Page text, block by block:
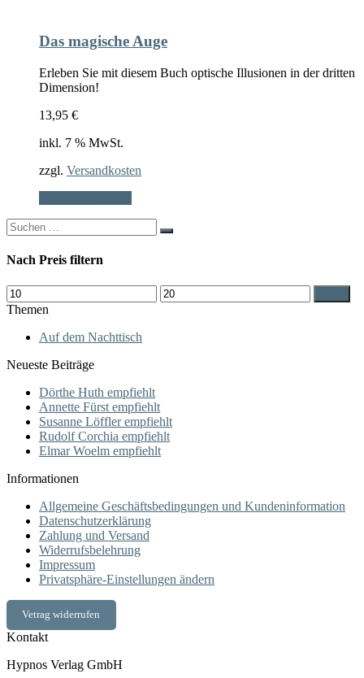
Das magische Auge
Erleben Sie mit diesem Buch optische Illusionen in der dritten
Dimension!
13,95 €
inkl. 7 % MwSt.
zzgl. Versandkosten
Search
for:
Nach Preis filtern
Min.
Preis
Max.
Preis
Themen
Auf dem Nachttisch
Neueste Beiträge
Dörthe Huth empfiehlt
Annette Fürst empfiehlt
Susanne Löffler empfiehlt
Rudolf Corchia empfiehlt
Elmar Woelm empfiehlt
Informationen
Allgemeine Geschäftsbedingungen und Kundeninformation
Datenschutzerklärung
Zahlung und Versand
Widerrufsbelehrung
Impressum
Privatsphäre-Einstellungen ändern
Vetrag widerrufen
Kontakt
Hypnos Verlag GmbH